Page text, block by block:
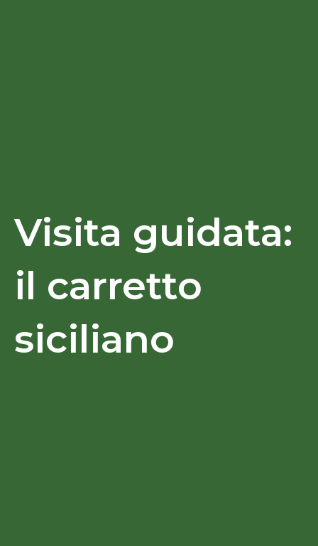
Visita guidata:
il carretto
siciliano